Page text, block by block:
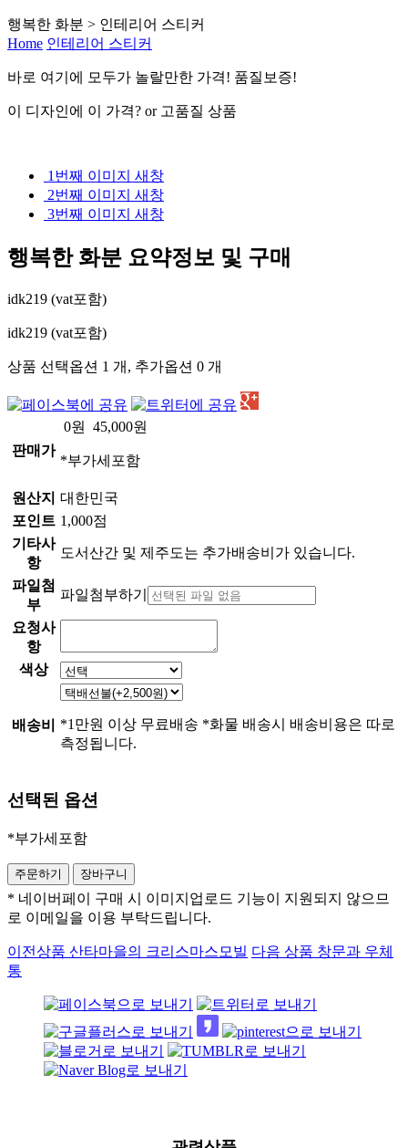
행복한 화분 > 인테리어 스티커
Home 인테리어 스티커
바로 여기 에 모두가 놀랄만한 가격! 품질보증!
이 디자인에 이 가격? or 고품질 상품
1번째 이미지 새창
2번째 이미지 새창
3번째 이미지 새창
행복한 화분 요약정보 및 구매
idk219 (vat포함)
idk219 (vat포함)
상품 선택옵션 1 개, 추가옵션 0 개
판매가
0원 45,000원
*부가세포함
원산지 대한민국
포인트 1,000점
기타사
항
도서산간 및 제주도는 추가배송비가 있습니다.
파일첨
부
파일첨부하기
요청사
항
색상
배송비
*1만원 이상 무료배송 *화물 배송시 배송비용은 따로
측정됩니다.
선택된 옵션
*부가세포함
* 네이버페이 구매 시 이미지업로드 기능이 지원되지 않으므
로 이메일을 이용 부탁드립니다.
이전상품 산타마을의 크리스마스모빌 다음 상품 창문과 우체
통